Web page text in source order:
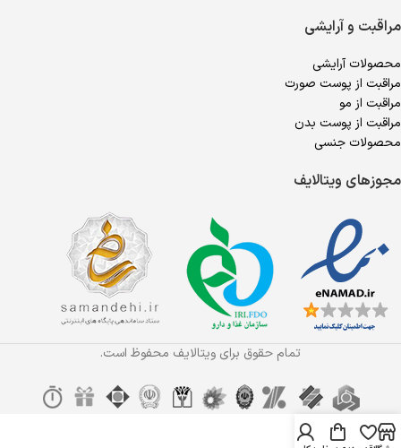
مراقبت و آرایشی
محصولات آرایشی
مراقبت از پوست صورت
مراقبت از مو
مراقبت از پوست بدن
محصولات جنسی
مجوزهای ویتالایف
تمام حقوق برای ویتالایف محفوظ است.